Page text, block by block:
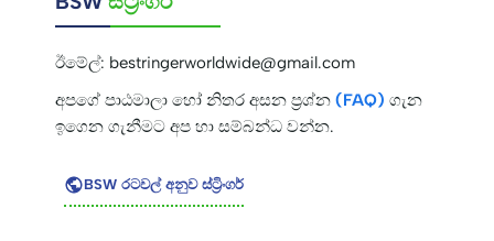
ඊමේල්: bestringerworldwide@gmail.com
අපගේ පාඨමාලා හෝ නිතර අසන ප්‍රශ්න (FAQ) ගැන
ඉගෙන ගැනීමට අප හා සම්බන්ධ වන්න.
BSW රටවල් අනුව ස්ට්‍රිංගර්